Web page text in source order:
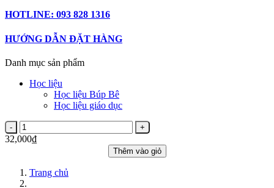
HOTLINE: 093 828 1316
HƯỚNG DẪN ĐẶT HÀNG
Danh mục sản phẩm
Học liệu
Học liệu Búp Bê
Học liệu giáo dục
32,000₫
Thêm vào giỏ
Trang chủ